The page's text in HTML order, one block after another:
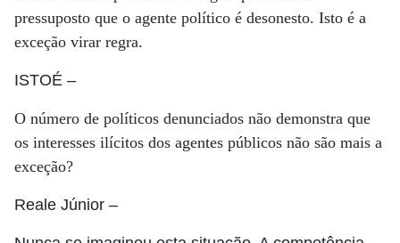
pressuposto que o agente político é desonesto. Isto é a
exceção virar regra.
ISTOÉ –
O número de políticos denunciados não demonstra que
os interesses ilícitos dos agentes públicos não são mais a
exceção?
Reale Júnior –